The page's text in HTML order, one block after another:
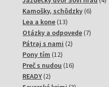
Kamošky, schôdzky 66
Lea a kone 1313
produktov
Otázky a odpovede 77
Pátraj s nami 22
Pony tím 1212
produktov
Preč s nudou 1616
READY 22